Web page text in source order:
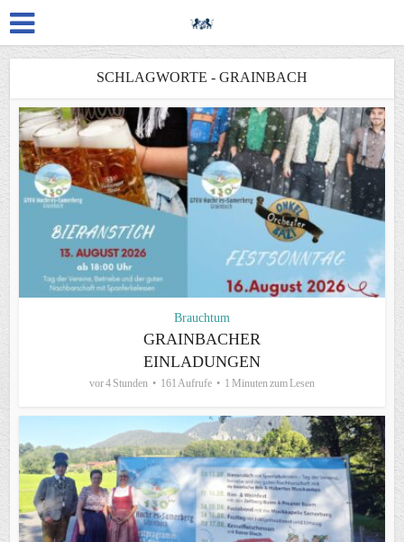
SCHLAGWORTE - GRAINBACH
Brauchtum
GRAINBACHER
EINLADUNGEN
vor 4 Stunden 161 Aufrufe 1 Minuten zum Lesen